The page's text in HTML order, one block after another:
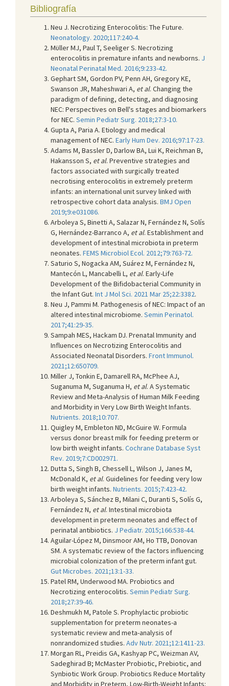
Bibliografía
Neu J. Necrotizing Enterocolitis: The Future.
Neonatology. 2020;117:240-4.
Mϋller MJ, Paul T, Seeliger S. Necrotizing
enterocolitis in premature infants and newborns. J
Neonatal Perinatal Med. 2016;9:233-42.
Gephart SM, Gordon PV, Penn AH, Gregory KE,
Swanson JR, Maheshwari A, et al. Changing the
paradigm of defining, detecting, and diagnosing
NEC: Perspectives on Bell's stages and biomarkers
for NEC. Semin Pediatr Surg. 2018;27:3-10.
Gupta A, Paria A. Etiology and medical
management of NEC. Early Hum Dev. 2016;97:17-23.
Adams M, Bassler D, Darlow BA, Lui K, Reichman B,
Hakansson S, et al. Preventive strategies and
factors associated with surgically treated
necrotising enterocolitis in extremely preterm
infants: an international unit survey linked with
retrospective cohort data analysis. BMJ Open
2019;9:e031086.
Arboleya S, Binetti A, Salazar N, Fernández N, Solís
G, Hernández-Barranco A, et al. Establishment and
development of intestinal microbiota in preterm
neonates. FEMS Microbiol Ecol. 2012;79:763-72.
Saturio S, Nogacka AM, Suárez M, Fernández N,
Mantecón L, Mancabelli L, et al. Early-Life
Development of the Bifidobacterial Community in
the Infant Gut. Int J Mol Sci. 2021 Mar 25;22:3382.
Neu J, Pammi M. Pathogenesis of NEC: Impact of an
altered intestinal microbiome. Semin Perinatol.
2017;41:29-35.
Sampah MES, Hackam DJ. Prenatal Immunity and
Influences on Necrotizing Enterocolitis and
Associated Neonatal Disorders. Front Immunol.
2021;12:650709.
Miller J, Tonkin E, Damarell RA, McPhee AJ,
Suganuma M, Suganuma H, et al. A Systematic
Review and Meta-Analysis of Human Milk Feeding
and Morbidity in Very Low Birth Weight Infants.
Nutrients. 2018;10:707.
Quigley M, Embleton ND, McGuire W. Formula
versus donor breast milk for feeding preterm or
low birth weight infants. Cochrane Database Syst
Rev. 2019;7:CD002971.
Dutta S, Singh B, Chessell L, Wilson J, Janes M,
McDonald K, et al. Guidelines for feeding very low
birth weight infants. Nutrients. 2015;7:423-42.
Arboleya S, Sánchez B, Milani C, Duranti S, Solís G,
Fernández N, et al. Intestinal microbiota
development in preterm neonates and effect of
perinatal antibiotics. J Pediatr. 2015;166:538-44.
Aguilar-López M, Dinsmoor AM, Ho TTB, Donovan
SM. A systematic review of the factors influencing
microbial colonization of the preterm infant gut.
Gut Microbes. 2021;13:1-33.
Patel RM, Underwood MA. Probiotics and
Necrotizing enterocolitis. Semin Pediatr Surg.
2018;27:39-46.
Deshmukh M, Patole S. Prophylactic probiotic
supplementation for preterm neonates-a
systematic review and meta-analysis of
nonrandomized studies. Adv Nutr. 2021;12:1411-23.
Morgan RL, Preidis GA, Kashyap PC, Weizman AV,
Sadeghirad B; McMaster Probiotic, Prebiotic, and
Synbiotic Work Group. Probiotics Reduce Mortality
and Morbidity in Preterm, Low-Birth-Weight Infants: